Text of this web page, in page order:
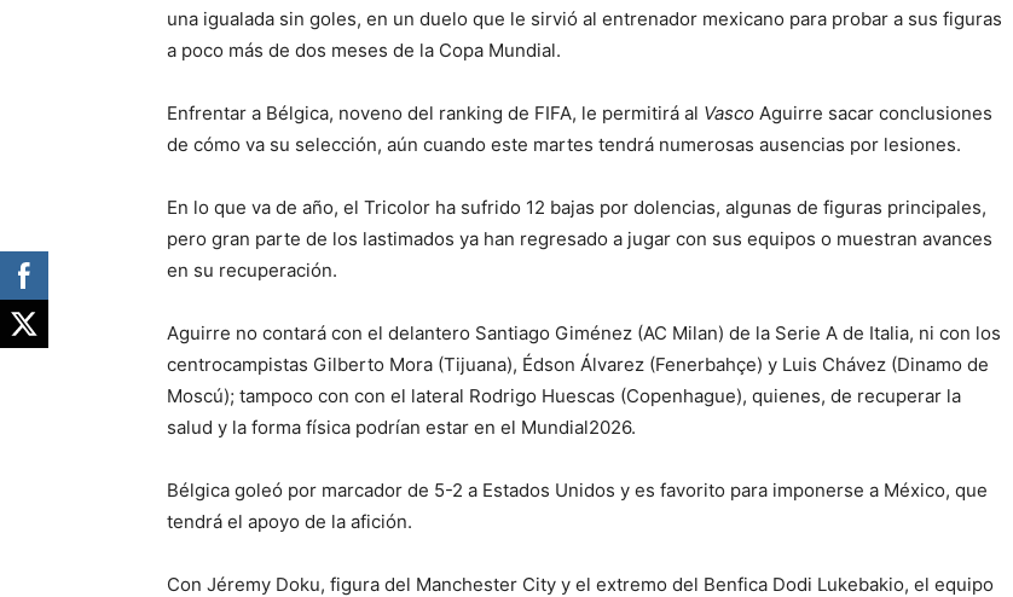
una igualada sin goles, en un duelo que le sirvió al entrenador mexicano para probar a sus figuras
a poco más de dos meses de la Copa Mundial.
Enfrentar a Bélgica, noveno del ranking de FIFA, le permitirá al Vasco Aguirre sacar conclusiones
de cómo va su selección, aún cuando este martes tendrá numerosas ausencias por lesiones.
En lo que va de año, el Tricolor ha sufrido 12 bajas por dolencias, algunas de figuras principales,
pero gran parte de los lastimados ya han regresado a jugar con sus equipos o muestran avances
en su recuperación.
Aguirre no contará con el delantero Santiago Giménez (AC Milan) de la Serie A de Italia, ni con los
centrocampistas Gilberto Mora (Tijuana), Édson Álvarez (Fenerbahçe) y Luis Chávez (Dinamo de
Moscú); tampoco con con el lateral Rodrigo Huescas (Copenhague), quienes, de recuperar la
salud y la forma física podrían estar en el Mundial2026.
Bélgica goleó por marcador de 5-2 a Estados Unidos y es favorito para imponerse a México, que
tendrá el apoyo de la afición.
Con Jéremy Doku, figura del Manchester City y el extremo del Benfica Dodi Lukebakio, el equipo